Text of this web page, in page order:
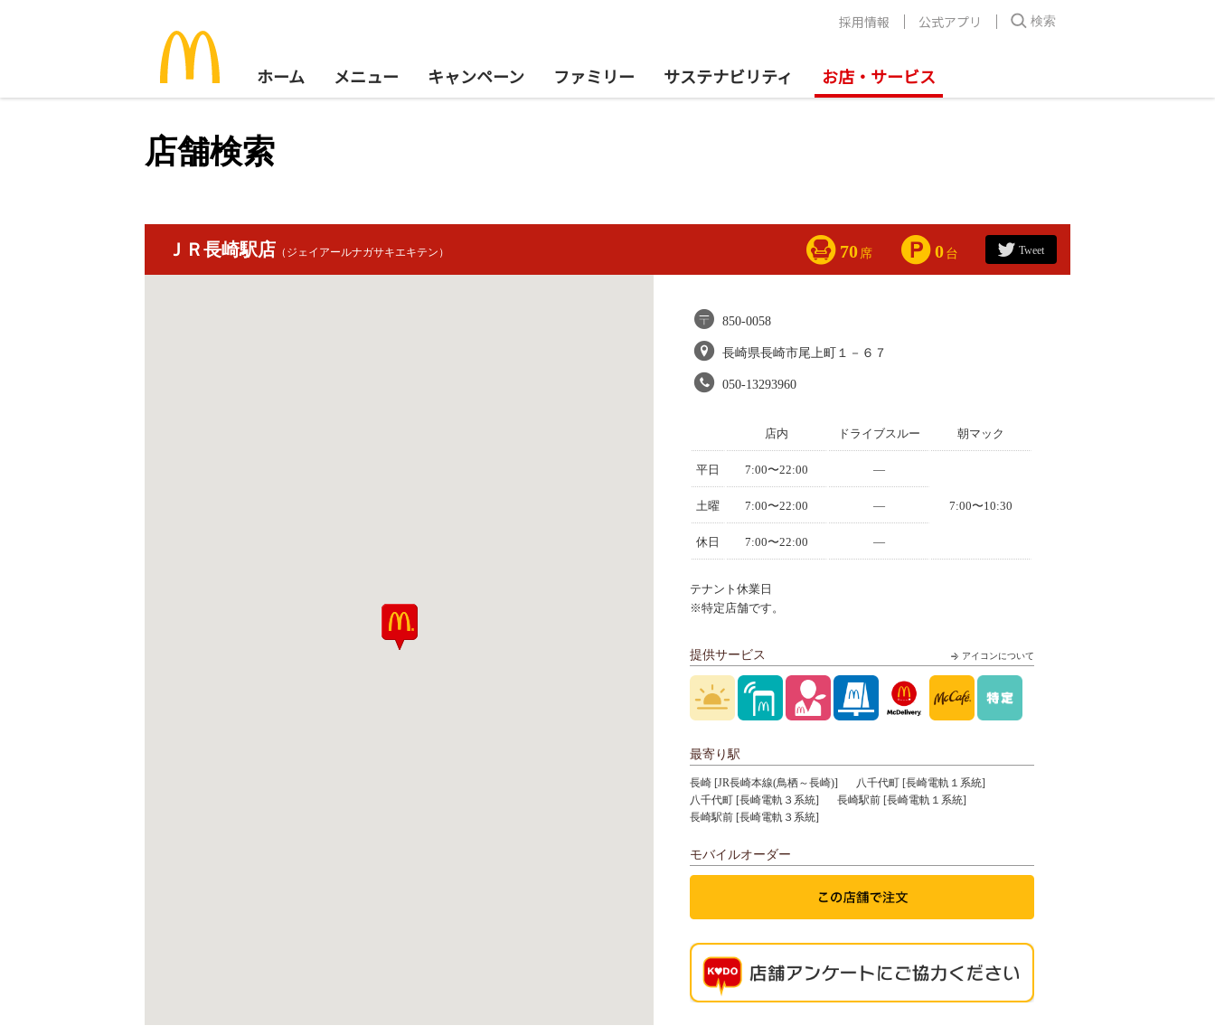
ホーム メニュー キャンペーン ファミリー サステナビリティ お店・サービス
採用情報 公式アプリ 検索
店舗検索
ＪＲ長崎駅店 （ジェイアールナガサキエキテン） 70 席 0 台 Tweet
850-0058
長崎県長崎市尾上町１－６７
050-13293960
店内 ドライブスルー 朝マック
平日 7:00〜22:00 —
7:00〜10:30
土曜 7:00〜22:00 —
休日 7:00〜22:00 —
テナント休業日
※特定店舗です。
アイコンについて
提供サービス
最寄り駅
長崎 [JR長崎本線(鳥栖～長崎)]
八千代町 [長崎電軌１系統]
八千代町 [長崎電軌３系統]
長崎駅前 [長崎電軌１系統]
長崎駅前 [長崎電軌３系統]
モバイルオーダー